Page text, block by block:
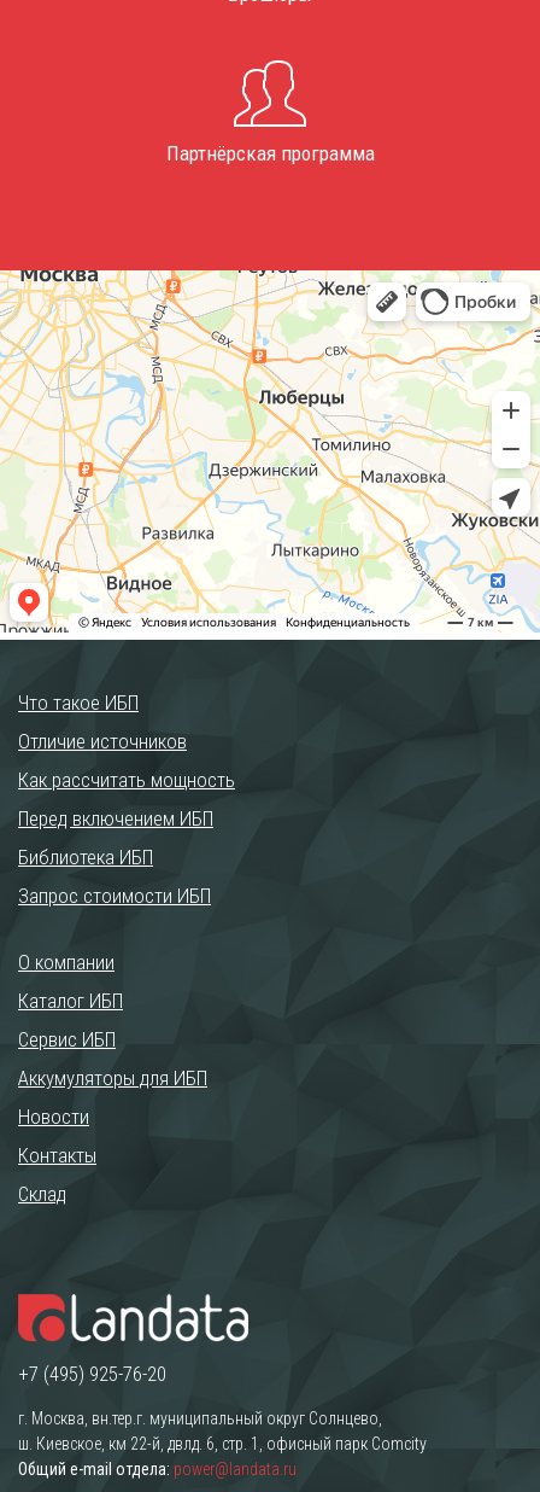
Партнёрская программа
Что такое ИБП
Отличие источников
Как рассчитать мощность
Перед включением ИБП
Библиотека ИБП
Запрос стоимости ИБП
О компании
Каталог ИБП
Сервис ИБП
Аккумуляторы для ИБП
Новости
Контакты
Склад
+7 (495) 925-76-20
г. Москва, вн.тер.г. муниципальный округ Солнцево,
ш. Киевское, км 22-й, двлд. 6, стр. 1, офисный парк Comcity
Общий e-mail отдела: power@landata.ru